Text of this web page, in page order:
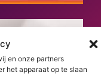
en onze partners
het apparaat op te slaan